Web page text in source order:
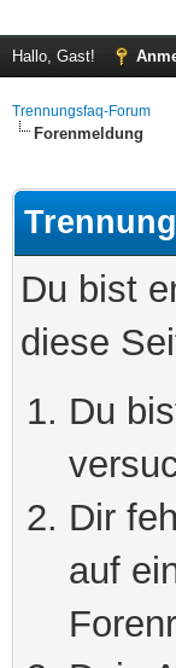
Hallo, Gast!
Trennungsfaq-Forum
Forenmeldung
Du bist
diese
Du
Dir
auf